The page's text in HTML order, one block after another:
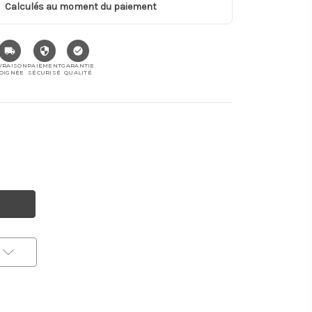
Calculés au moment du paiement
PAIEMENT
SÉCURISÉ
GARANTIE
QUALITÉ